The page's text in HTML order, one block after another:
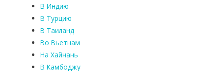
В Индию
В Турцию
В Таиланд
Во Вьетнам
На Хайнань
В Камбоджу